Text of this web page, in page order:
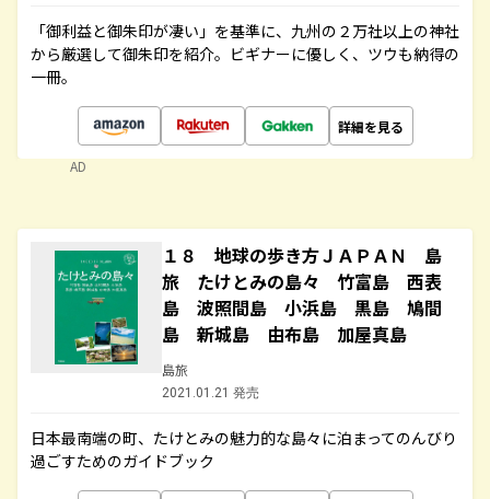
「御利益と御朱印が凄い」を基準に、九州の２万社以上の神社
から厳選して御朱印を紹介。ビギナーに優しく、ツウも納得の
一冊。
詳細を見る
AD
１８ 地球の歩き方ＪＡＰＡＮ 島
旅 たけとみの島々 竹富島 西表
島 波照間島 小浜島 黒島 鳩間
島 新城島 由布島 加屋真島
島旅
2021.01.21 発売
日本最南端の町、たけとみの魅力的な島々に泊まってのんびり
過ごすためのガイドブック